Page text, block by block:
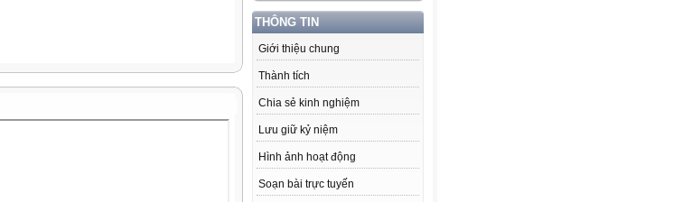
THÔNG TIN
Giới thiệu chung
Thành tích
Chia sẻ kinh nghiệm
Lưu giữ kỷ niệm
Hình ảnh hoạt động
Soạn bài trực tuyến